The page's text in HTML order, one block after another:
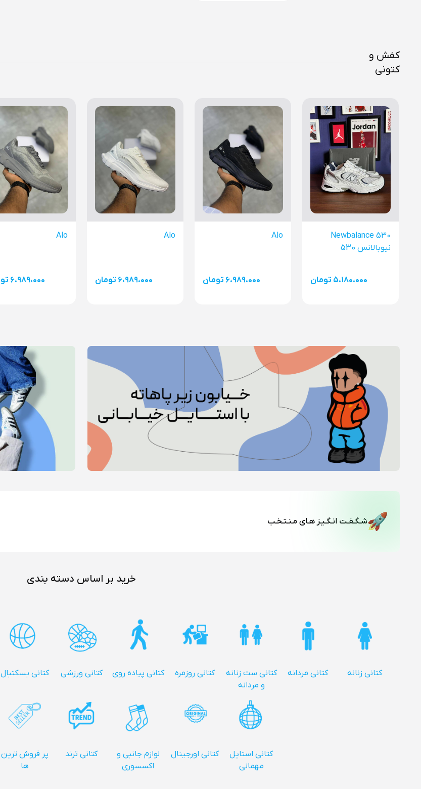
کفش و
کتونی
Newbalance 530
نیوبالانس 530
۵،۱۸۰،۰۰۰ تومان
Alo
۶،۹۸۹،۰۰۰ تومان
Alo
۶،۹۸۹،۰۰۰ تومان
Alo
۶،۹۸۹،۰۰۰ تومان
شـگـفـت انـگـیـز هـای مـنـتـخـب
خرید بر اساس دسته بندی
کتانی زنانه کتانی مردانه
کتانی ست زنانه
و مردانه
کتانی روزمره کتانی پیاده روی کتانی ورزشی کتانی بسکتبال
کتانی استایل
مهمانی
کتانی اورجینال
لوازم جانبی و
اکسسوری
کتانی ترند
پر فروش ترین
ها